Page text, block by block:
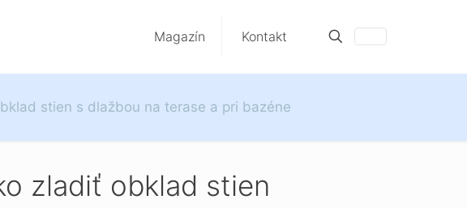
Magazín Kontakt
stien s dlažbou na terase a pri bazéne
zladiť obklad stien